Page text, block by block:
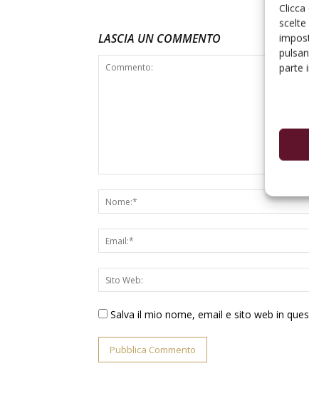
parte
LASCIA UN COMMENTO
Salva il mio nome, email e sito web in